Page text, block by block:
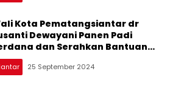
Kota Pematangsiantar dr
Dewayani Panen Padi
dan Serahkan Bantuan
Keluarga Berisiko Stunting
25 September 2024